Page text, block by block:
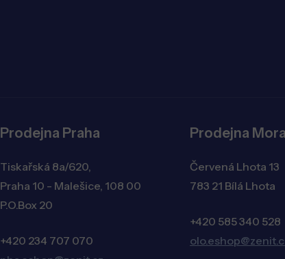
Prodejna Praha
Tiskařská 8a/620,
Praha 10 - Malešice, 108 00
P.O.Box 20
+420 234 707 070
Prodejna
Červená Lhota 13
783 21 Bílá Lhota
+420 585 340 528